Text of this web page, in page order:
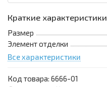
Краткие характеристики
Размер
Элемент отделки
Все характеристики
Код товара: 6666-01